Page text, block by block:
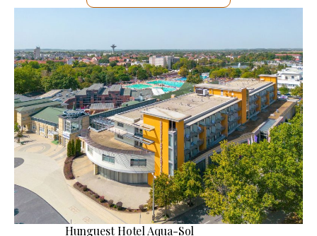
Hunguest Hotel Aqua-Sol